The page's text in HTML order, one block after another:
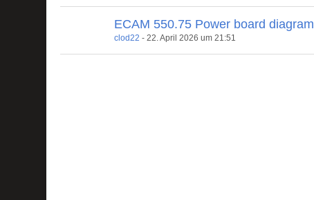
ECAM 550.75 Power board diagram
clod22 -22. April 2026 um 21:51